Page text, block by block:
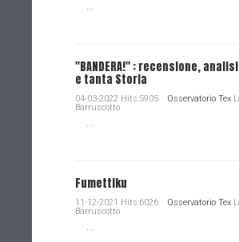
...
"BANDERA!" : recensione,
e tanta Storia
04-03-2022 Hits:5905 Osservatorio Tex
Barruscotto
...
Fumettiku
11-12-2021 Hits:6026 Osservatorio Tex
Barruscotto
...